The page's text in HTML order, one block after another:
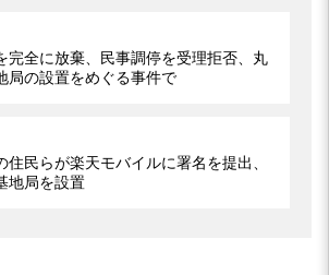
完全に放棄、民事調停を受理拒否、丸
局の設置をめぐる事件で
住民らが楽天モバイルに署名を提出、
地局を設置